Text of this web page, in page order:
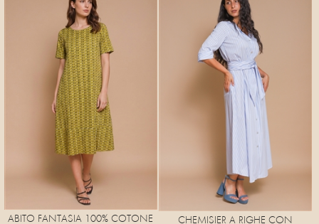
ABITO FANTASIA 100% COTONE
CHEMISIER A RIGHE CON